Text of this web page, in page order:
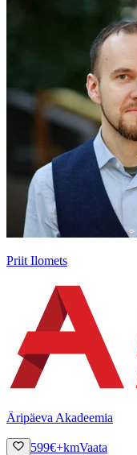
Priit Ilomets
Äripäeva Akadeemia
599€+kmVaata